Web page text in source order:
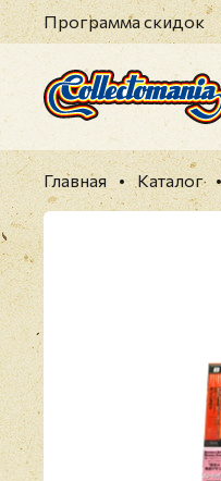
Программа скидок
Главная Каталог